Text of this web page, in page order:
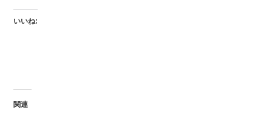
いいね:
関連